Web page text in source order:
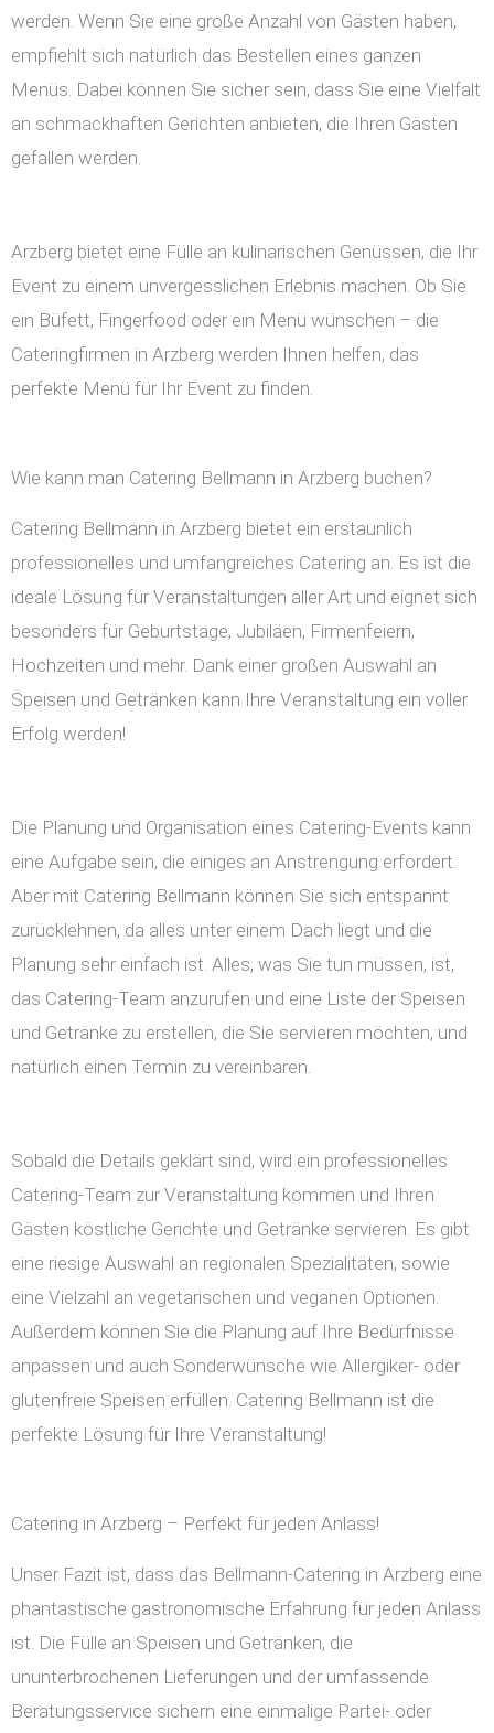
werden. Wenn Sie eine große Anzahl von Gästen haben,
empfiehlt sich natürlich das Bestellen eines ganzen
Menüs. Dabei können Sie sicher sein, dass Sie eine Vielfalt
an schmackhaften Gerichten anbieten, die Ihren Gästen
gefallen werden.
Arzberg bietet eine Fülle an kulinarischen Genüssen, die Ihr
Event zu einem unvergesslichen Erlebnis machen. Ob Sie
ein Büfett, Fingerfood oder ein Menü wünschen – die
Cateringfirmen in Arzberg werden Ihnen helfen, das
perfekte Menü für Ihr Event zu finden.
Wie kann man Catering Bellmann in Arzberg buchen?
Catering Bellmann in Arzberg bietet ein erstaunlich
professionelles und umfangreiches Catering an. Es ist die
ideale Lösung für Veranstaltungen aller Art und eignet sich
besonders für Geburtstage, Jubiläen, Firmenfeiern,
Hochzeiten und mehr. Dank einer großen Auswahl an
Speisen und Getränken kann Ihre Veranstaltung ein voller
Erfolg werden!
Die Planung und Organisation eines Catering-Events kann
eine Aufgabe sein, die einiges an Anstrengung erfordert.
Aber mit Catering Bellmann können Sie sich entspannt
zurücklehnen, da alles unter einem Dach liegt und die
Planung sehr einfach ist. Alles, was Sie tun müssen, ist,
das Catering-Team anzurufen und eine Liste der Speisen
und Getränke zu erstellen, die Sie servieren möchten, und
natürlich einen Termin zu vereinbaren.
Sobald die Details geklärt sind, wird ein professionelles
Catering-Team zur Veranstaltung kommen und Ihren
Gästen köstliche Gerichte und Getränke servieren. Es gibt
eine riesige Auswahl an regionalen Spezialitäten, sowie
eine Vielzahl an vegetarischen und veganen Optionen.
Außerdem können Sie die Planung auf Ihre Bedürfnisse
anpassen und auch Sonderwünsche wie Allergiker- oder
glutenfreie Speisen erfüllen. Catering Bellmann ist die
perfekte Lösung für Ihre Veranstaltung!
Catering in Arzberg – Perfekt für jeden Anlass!
Unser Fazit ist, dass das Bellmann-Catering in Arzberg eine
phantastische gastronomische Erfahrung für jeden Anlass
ist. Die Fülle an Speisen und Getränken, die
ununterbrochenen Lieferungen und der umfassende
Beratungsservice sichern eine einmalige Partei- oder